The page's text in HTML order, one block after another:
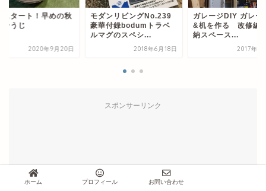
ンリビングNo.239
付録bodumトラベ
2018年6月18日
ガレージDIY ガレージ棚
&机を作る 改修編 収
納スペース...
2017年4月11日
連休スタート！早め
のこそうじ
2020年9
スポンサーリンク
ホーム プロフィール お問い合わせ